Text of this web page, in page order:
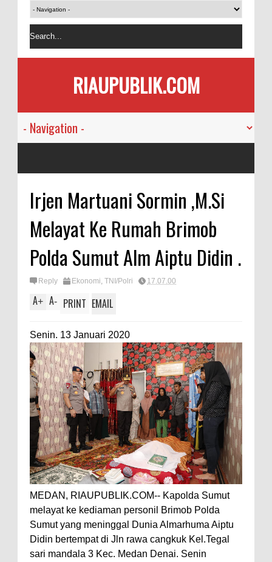
RIAUPUBLIK.COM
Irjen Martuani Sormin ,M.Si
Melayat Ke Rumah Brimob
Polda Sumut Alm Aiptu Didin .
Reply Ekonomi, TNI/Polri 17.07.00
A+ A- PRINT EMAIL
Senin. 13 Januari 2020
MEDAN, RIAUPUBLIK.COM-- Kapolda Sumut
melayat ke kediaman personil Brimob Polda
Sumut yang meninggal Dunia Almarhuma Aiptu
Didin bertempat di Jln rawa cangkuk Kel.Tegal
sari mandala 3 Kec. Medan Denai. Senin